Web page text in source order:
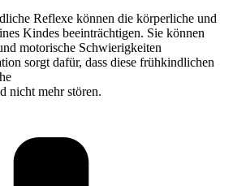
Reflexe können die körperliche und
Kindes beeinträchtigen. Sie können
motorische Schwierigkeiten
sorgt dafür, dass diese frühkindlichen
nicht mehr stören.